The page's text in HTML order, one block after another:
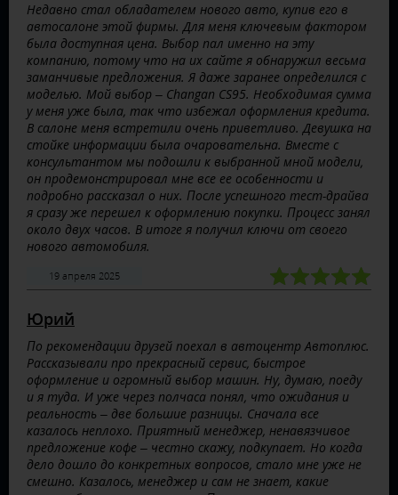
Недавно стал обладателем нового авто, купив его в
автосалоне этой фирмы. Для меня ключевым фактором
была доступная цена. Выбор пал именно на эту
компанию, потому что на их сайте я обнаружил весьма
заманчивые предложения. Я даже заранее определился с
моделью. Мой выбор – Changan CS95. Необходимая сумма
у меня уже была, так что избежал оформления кредита.
В салоне меня встретили очень приветливо. Девушка на
стойке информации была очаровательна. Вместе с
консультантом мы подошли к выбранной мной модели,
он продемонстрировал мне все ее особенности и
подробно рассказал о них. После успешного тест-драйва
я сразу же перешел к оформлению покупки. Процесс занял
около двух часов. В итоге я получил ключи от своего
нового автомобиля.
19 апреля 2025
Юрий
По рекомендации друзей поехал в автоцентр Автоплюс.
Рассказывали про прекрасный сервис, быстрое
оформление и огромный выбор машин. Ну, думаю, поеду
и я туда. И уже через полчаса понял, что ожидания и
реальность – две большие разницы. Сначала все
казалось неплохо. Приятный менеджер, ненавязчивое
предложение кофе – честно скажу, подкупает. Но когда
дело дошло до конкретных вопросов, стало мне уже не
смешно. Казалось, менеджер и сам не знает, какие